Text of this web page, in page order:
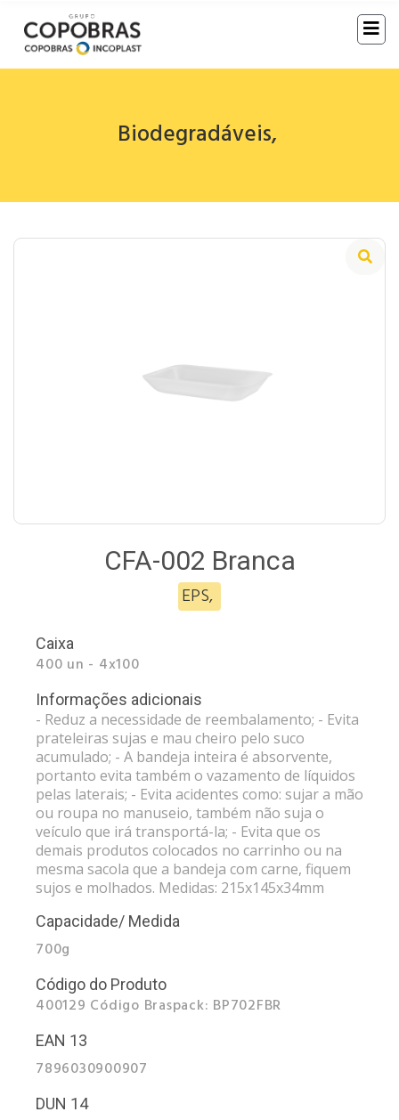
Biodegradáveis,
CFA-002 Branca
EPS,
Caixa
400 un - 4x100
Informações adicionais
- Reduz a necessidade de reembalamento; - Evita
prateleiras sujas e mau cheiro pelo suco
acumulado; - A bandeja inteira é absorvente,
portanto evita também o vazamento de líquidos
pelas laterais; - Evita acidentes como: sujar a mão
ou roupa no manuseio, também não suja o
veículo que irá transportá-la; - Evita que os
demais produtos colocados no carrinho ou na
mesma sacola que a bandeja com carne, fiquem
sujos e molhados. Medidas: 215x145x34mm
Capacidade/ Medida
700g
Código do Produto
400129 Código Braspack: BP702FBR
EAN 13
7896030900907
DUN 14